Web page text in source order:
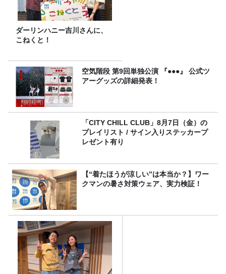
ダーリンハニー吉川さんに、
こねくと！
空気階段 第9回単独公演 『●●●』 公式ツ
アーグッズの詳細発表！
「CITY CHILL CLUB」8月7日（金）の
プレイリスト / サイン入りステッカープ
レゼント有り
【“着たほうが涼しい”は本当か？】ワー
クマンの暑さ対策ウェア、実力検証！